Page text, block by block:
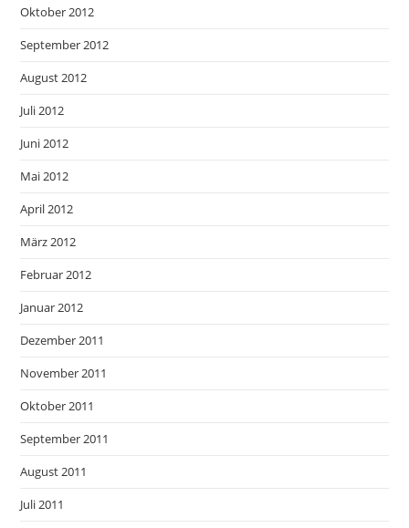
Oktober 2012
September 2012
August 2012
Juli 2012
Juni 2012
Mai 2012
April 2012
März 2012
Februar 2012
Januar 2012
Dezember 2011
November 2011
Oktober 2011
September 2011
August 2011
Juli 2011